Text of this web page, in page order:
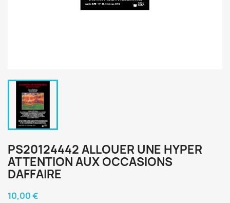
PS20124442 ALLOUER UNE HYPER
ATTENTION AUX OCCASIONS
DAFFAIRE
10,00 €